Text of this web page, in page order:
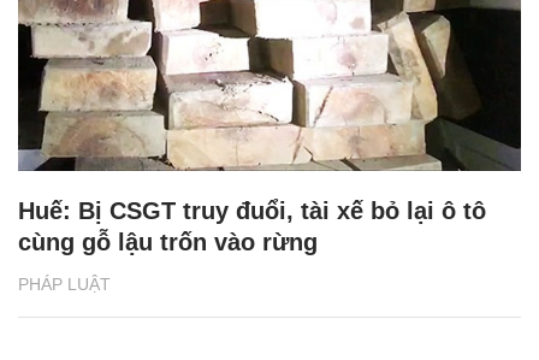
PHÁP LUẬT
Huế: Bị CSGT truy đuổi, tài xế bỏ lại ô tô
cùng gỗ lậu trốn vào rừng